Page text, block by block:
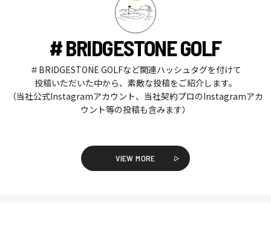
# BRIDGESTONE GOLF
＃BRIDGESTONE GOLFなど関連ハッシュタグを付けて
投稿いただいた中から、素敵な投稿をご紹介します。
（当社公式Instagramアカウント、当社契約プロのInstagramアカ
ウント等の投稿も含みます）
VIEW MORE